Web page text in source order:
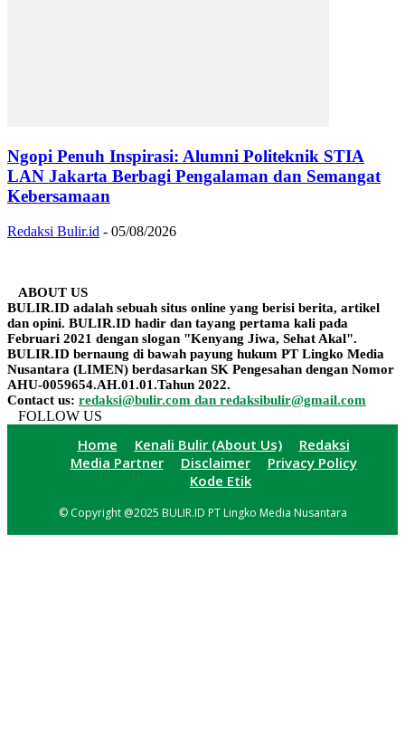
Ngopi Penuh Inspirasi: Alumni Politeknik STIA
LAN Jakarta Berbagi Pengalaman dan Semangat
Kebersamaan
Redaksi Bulir.id - 05/08/2026
ABOUT US
BULIR.ID adalah sebuah situs online yang berisi berita, artikel
dan opini. BULIR.ID hadir dan tayang pertama kali pada
Februari 2021 dengan slogan "Kenyang Jiwa, Sehat Akal".
BULIR.ID bernaung di bawah payung hukum PT Lingko Media
Nusantara (LIMEN) berdasarkan SK Pengesahan dengan Nomor
AHU-0059654.AH.01.01.Tahun 2022.
Contact us: redaksi@bulir.com dan redaksibulir@gmail.com
FOLLOW US
Home Kenali Bulir (About Us)
Redaksi
Media Partner
Disclaimer
Privacy Policy
Kode Etik
© Copyright @2025 BULIR.ID PT Lingko Media Nusantara